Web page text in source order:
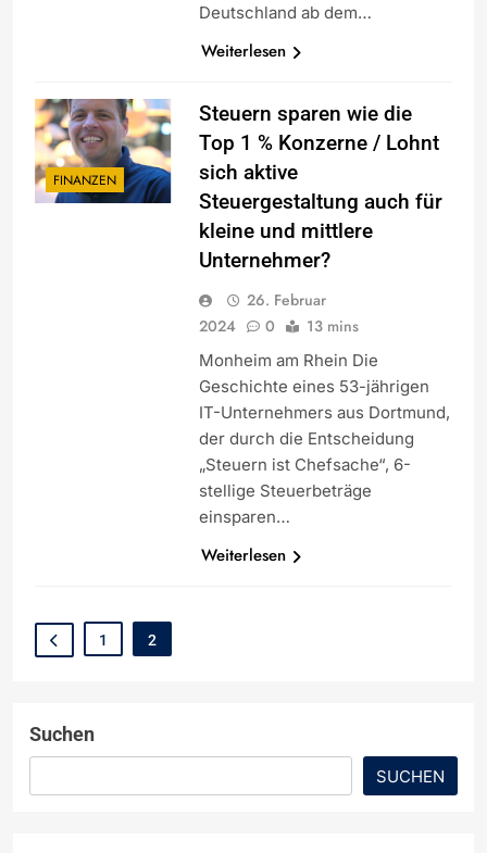
Deutschland ab dem…
Weiterlesen
FINANZEN
Steuern sparen wie die
Top 1 % Konzerne / Lohnt
sich aktive
Steuergestaltung auch für
kleine und mittlere
Unternehmer?
26. Februar
2024
0 13 mins
Monheim am Rhein Die
Geschichte eines 53-jährigen
IT-Unternehmers aus Dortmund,
der durch die Entscheidung
„Steuern ist Chefsache“, 6-
stellige Steuerbeträge
einsparen…
Weiterlesen
1 2
Suchen
SUCHEN